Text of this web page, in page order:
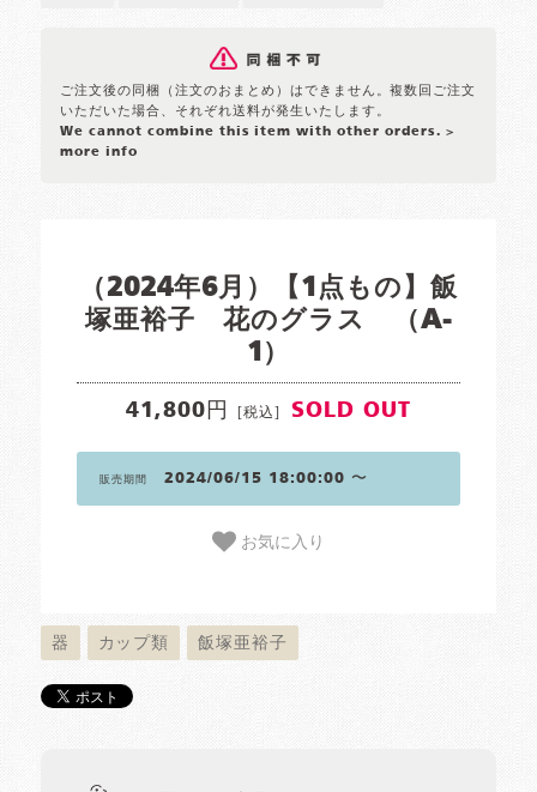
ご注文後の同梱（注文のおまとめ）はできません。複数回ご注文
いただいた場合、それぞれ送料が発生いたします。
We cannot combine this item with other orders. >
more info
（2024年6月）【1点もの】飯
塚亜裕子 花のグラス （A-
1）
41,800円 [税込] SOLD OUT
販売期間 2024/06/15 18:00:00 〜
お気に入り
器 カップ類 飯塚亜裕子